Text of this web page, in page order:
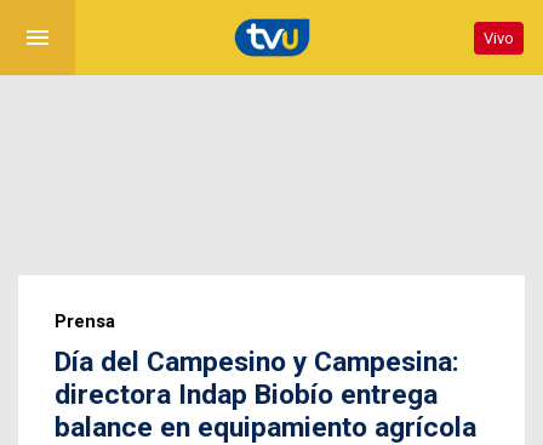
menu Vivo
Prensa
Día del Campesino y Campesina:
directora Indap Biobío entrega
balance en equipamiento agrícola